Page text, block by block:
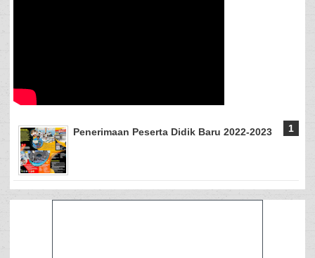
Penerimaan Peserta Didik Baru 2022-2023